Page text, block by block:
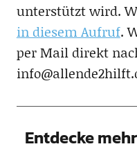
unterstützt wird.
in diesem Aufruf.
per Mail direkt
Entdecke